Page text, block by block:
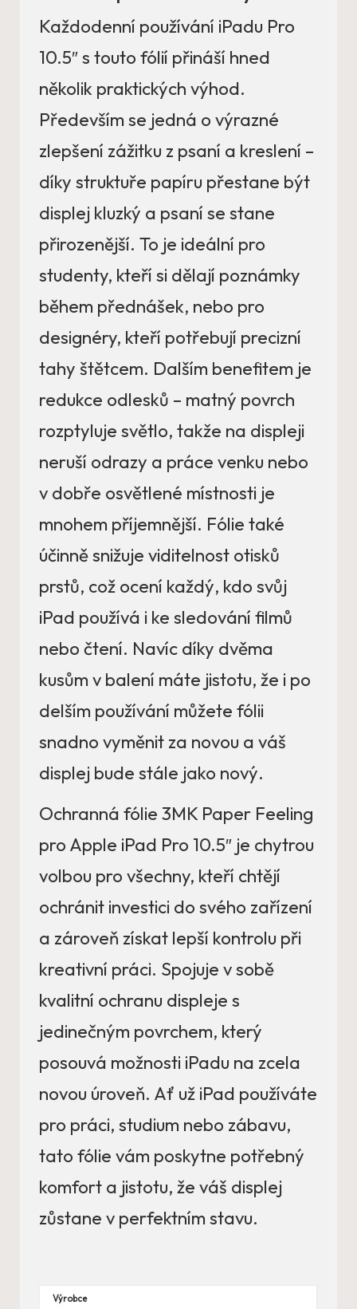
Každodenní používání iPadu Pro
10.5″ s touto fólií přináší hned
několik praktických výhod.
Především se jedná o výrazné
zlepšení zážitku z psaní a kreslení –
díky struktuře papíru přestane být
displej kluzký a psaní se stane
přirozenější. To je ideální pro
studenty, kteří si dělají poznámky
během přednášek, nebo pro
designéry, kteří potřebují precizní
tahy štětcem. Dalším benefitem je
redukce odlesků – matný povrch
rozptyluje světlo, takže na displeji
neruší odrazy a práce venku nebo
v dobře osvětlené místnosti je
mnohem příjemnější. Fólie také
účinně snižuje viditelnost otisků
prstů, což ocení každý, kdo svůj
iPad používá i ke sledování filmů
nebo čtení. Navíc díky dvěma
kusům v balení máte jistotu, že i po
delším používání můžete fólii
snadno vyměnit za novou a váš
displej bude stále jako nový.
Ochranná fólie 3MK Paper Feeling
pro Apple iPad Pro 10.5″ je chytrou
volbou pro všechny, kteří chtějí
ochránit investici do svého zařízení
a zároveň získat lepší kontrolu při
kreativní práci. Spojuje v sobě
kvalitní ochranu displeje s
jedinečným povrchem, který
posouvá možnosti iPadu na zcela
novou úroveň. Ať už iPad používáte
pro práci, studium nebo zábavu,
tato fólie vám poskytne potřebný
komfort a jistotu, že váš displej
zůstane v perfektním stavu.
Výrobce